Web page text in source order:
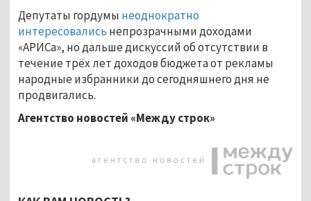
Депутаты гордумы неоднократно
интересовались непрозрачными доходами
«АРИСа», но дальше дискуссий об отсутствии в
течение трёх лет доходов бюджета от рекламы
народные избранники до сегодняшнего дня не
продвигались.
Агентство новостей «Между строк»